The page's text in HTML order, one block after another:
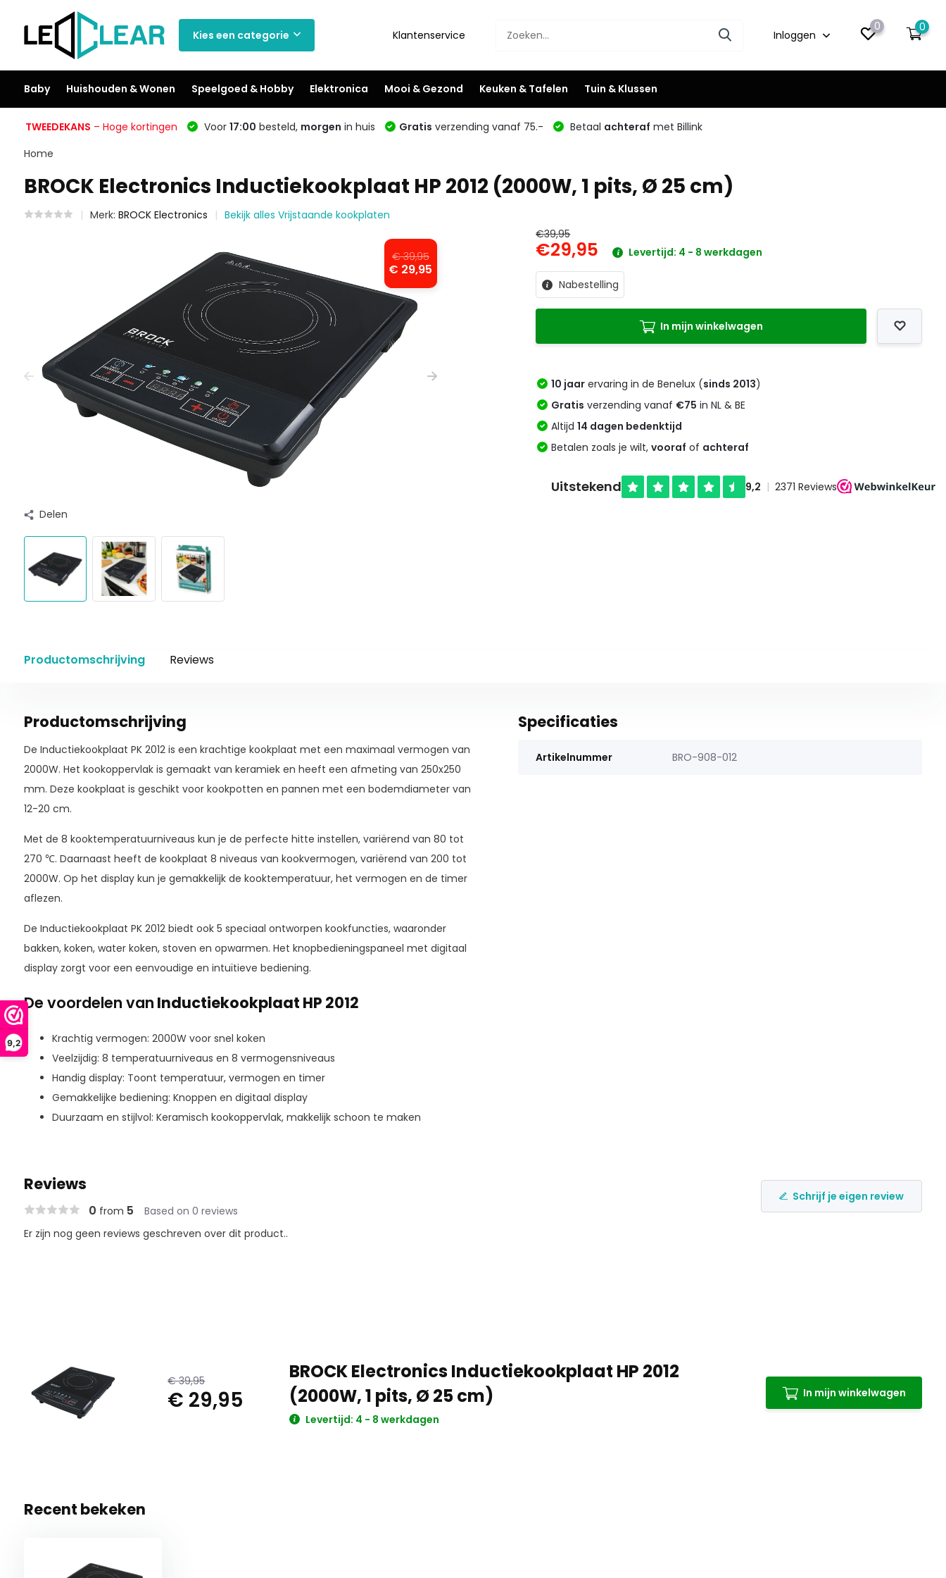
9,2
Kies een categorie Klantenservice Inloggen
0 0
Baby Huishouden & Wonen Speelgoed & Hobby Elektronica Mooi & Gezond Keuken & Tafelen Tuin & Klussen
TWEEDEKANS – Hoge kortingen Voor 17:00 besteld, morgen in huis Gratis verzending vanaf 75.- Betaal achteraf met Billink
Home
BROCK Electronics Inductiekookplaat HP 2012 (2000W, 1 pits, Ø 25 cm)
Merk: BROCK Electronics Bekijk alles Vrijstaande kookplaten
€ 39,95
€ 29,95
Delen
€39,95
€29,95 Levertijd: 4 - 8 werkdagen
Nabestelling
In mijn winkelwagen
10 jaar ervaring in de Benelux (sinds 2013)
Gratis verzending vanaf €75 in NL & BE
Altijd14 dagen bedenktijd
Betalen zoals je wilt,vooraf of achteraf
Productomschrijving Reviews
Productomschrijving
De Inductiekookplaat PK 2012 is een krachtige kookplaat met een maximaal vermogen van
2000W. Het kookoppervlak is gemaakt van keramiek en heeft een afmeting van 250x250
mm. Deze kookplaat is geschikt voor kookpotten en pannen met een bodemdiameter van
12-20 cm.
Met de 8 kooktemperatuurniveaus kun je de perfecte hitte instellen, variërend van 80 tot
270 ℃. Daarnaast heeft de kookplaat 8 niveaus van kookvermogen, variërend van 200 tot
2000W. Op het display kun je gemakkelijk de kooktemperatuur, het vermogen en de timer
aflezen.
De Inductiekookplaat PK 2012 biedt ook 5 speciaal ontworpen kookfuncties, waaronder
bakken, koken, water koken, stoven en opwarmen. Het knopbedieningspaneel met digitaal
display zorgt voor een eenvoudige en intuïtieve bediening.
De voordelen van Inductiekookplaat HP 2012
Krachtig vermogen: 2000W voor snel koken
Veelzijdig: 8 temperatuurniveaus en 8 vermogensniveaus
Handig display: Toont temperatuur, vermogen en timer
Gemakkelijke bediening: Knoppen en digitaal display
Duurzaam en stijlvol: Keramisch kookoppervlak, makkelijk schoon te maken
Specificaties
Artikelnummer BRO-908-012
Reviews
0 from 5 Based on 0 reviews
Schrijf je eigen review
Er zijn nog geen reviews geschreven over dit product..
€ 39,95
€ 29,95
BROCK Electronics Inductiekookplaat HP 2012
(2000W, 1 pits, Ø 25 cm)
Levertijd: 4 - 8 werkdagen
In mijn winkelwagen
Recent bekeken